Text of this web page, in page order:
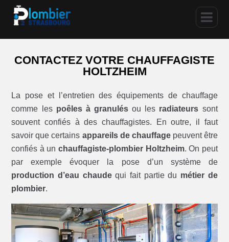
CONTACTEZ VOTRE CHAUFFAGISTE
HOLTZHEIM
La pose et l’entretien des équipements de chauffage
comme les poêles à granulés ou les radiateurs sont
souvent confiés à des chauffagistes. En outre, il faut
savoir que certains appareils de chauffagepeuvent être
confiés à un chauffagiste-plombier Holtzheim. On peut
par exemple évoquer la pose d’un système de
production d’eau chaudequi fait partie du métier de
plombier.